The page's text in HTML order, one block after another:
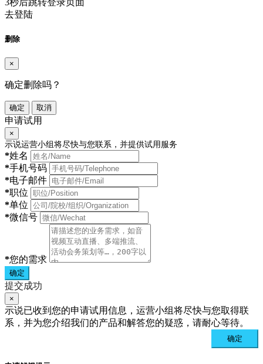
去登陆
删除
×
确定删除吗？
确定 取消
申请试用
×
示说运营小组将尽快与您联系，并提供试用服务
*姓名
*手机号码
*电子邮件
*职位
*单位
*微信号
*您的需求
确定
提交成功
×
示说已收到您的申请试用信息，运营小组将尽快与您取得联
系，并为您介绍我们的产品和解答您的疑惑，请耐心等待。
确定